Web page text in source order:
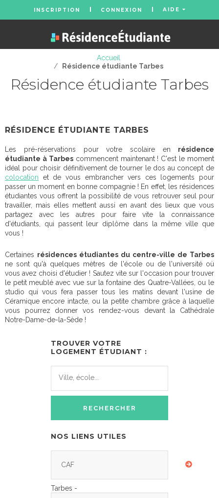
INSCRIPTION CONNEXION AIDE
Accueil
/
Résidence étudiante Tarbes
Résidence étudiante Tarbes
RÉSIDENCE ÉTUDIANTE TARBES
Les pré-réservations pour votre scolaire en résidence
étudiante à Tarbescommencent maintenant ! C'est le moment
idéal pour choisir définitivement de tourner le dos au concept de
colocation et de vous embrancher vers ces logements pour
passer un moment en bonne compagnie ! En effet, les résidences
étudiantes vous offrent la possibilité de vous retrouver seul pour
travailler, mais elles mettent aussi en avant des lieux que vous
partagez avec les autres pour faire vite la connaissance
d'étudiants, qui passent leur diplôme dans la même ville que
vous !
Certaines résidences étudiantes du centre-ville de Tarbes
ne sont qu'à quelques mètres de l'école ou de l'université où
vous avez choisi d'étudier ! Sautez vite sur l'occasion pour trouver
le petit meublé avec vue sur la fontaine des Quatre-Vallées, ou le
studio qui vous fera passer tous les matins devant l'usine de
Céramique encore intacte, ou la petite chambre grâce à laquelle
vous pourrez donner vos rendez-vous devant la Cathédrale
Notre-Dame-de-la-Sède !
TROUVER VOTRE
LOGEMENT ÉTUDIANT :
NOS LIENS UTILES
CAF
Tarbes -